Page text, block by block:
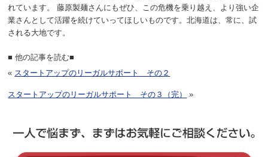
れています。
藤原製麺さんにもぜひ、この危機を乗り越え、より強い企
業さんとして活躍を続けていってほしいものです。北海道は、常に、試
される大地です。
■ 他の記事を読む■
« スタートアップのリーガルサポート その２
スタートアップのリーガルサポート その３（完） »